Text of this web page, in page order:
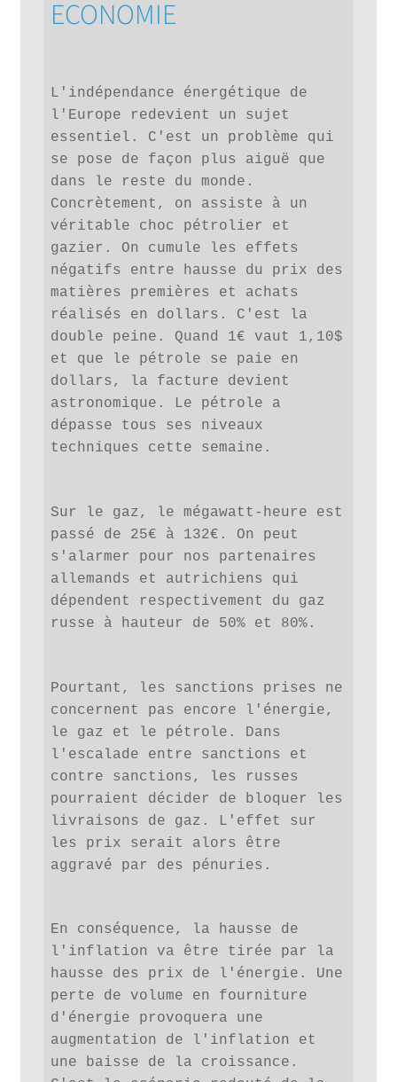
ECONOMIE
L'indépendance énergétique de
l'Europe redevient un sujet
essentiel. C'est un problème qui
se pose de façon plus aiguë que
dans le reste du monde.
Concrètement, on assiste à un
véritable choc pétrolier et
gazier. On cumule les effets
négatifs entre hausse du prix des
matières premières et achats
réalisés en dollars. C'est la
double peine. Quand 1€ vaut 1,10$
et que le pétrole se paie en
dollars, la facture devient
astronomique. Le pétrole a
dépasse tous ses niveaux
techniques cette semaine.
Sur le gaz, le mégawatt-heure est
passé de 25€ à 132€. On peut
s'alarmer pour nos partenaires
allemands et autrichiens qui
dépendent respectivement du gaz
russe à hauteur de 50% et 80%.
Pourtant, les sanctions prises ne
concernent pas encore l'énergie,
le gaz et le pétrole. Dans
l'escalade entre sanctions et
contre sanctions, les russes
pourraient décider de bloquer les
livraisons de gaz. L'effet sur
les prix serait alors être
aggravé par des pénuries.
En conséquence, la hausse de
l'inflation va être tirée par la
hausse des prix de l'énergie. Une
perte de volume en fourniture
d'énergie provoquera une
augmentation de l'inflation et
une baisse de la croissance.